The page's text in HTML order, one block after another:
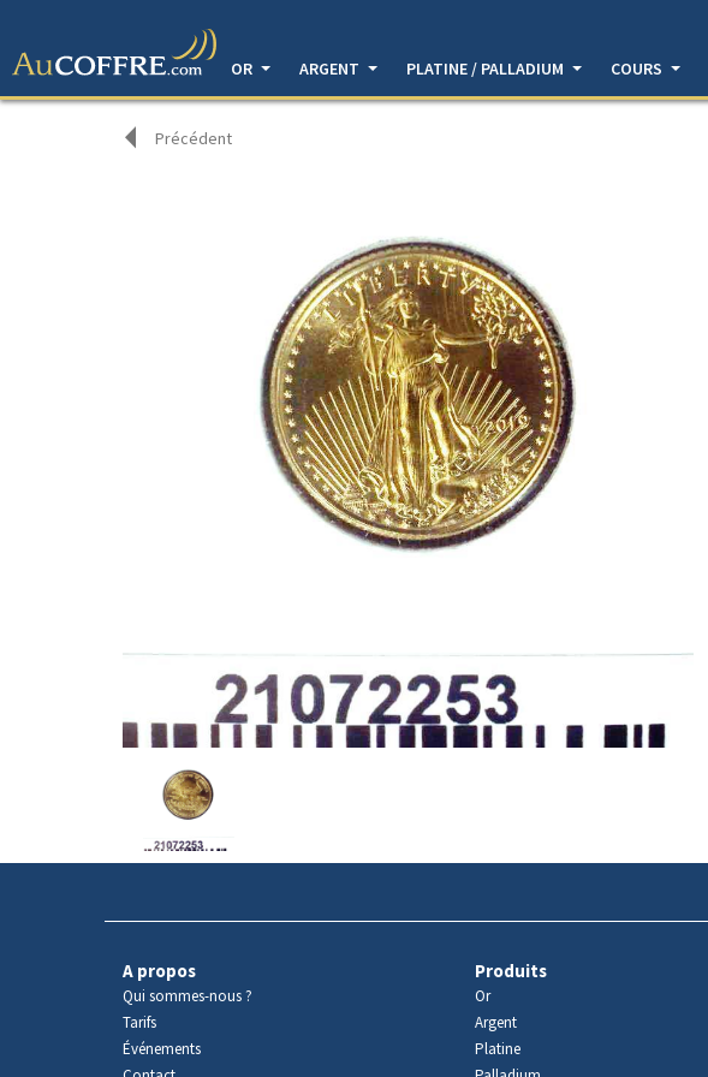
OR
ARGENT PLATINE / PALLADIUM COURS
Précédent
produit
A propos
Qui sommes-nous ?
Tarifs
Événements
Produits
Or
Argent
Platine